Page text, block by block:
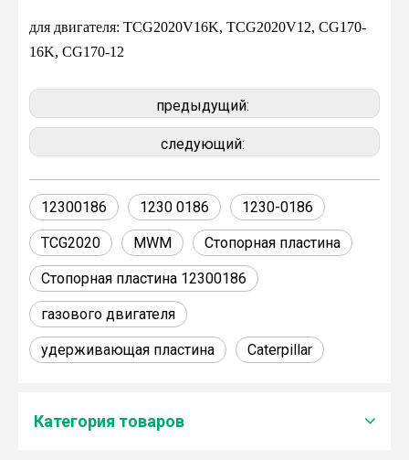
для двигателя: TCG2020V16K, TCG2020V12, CG170-
16K, CG170-12
предыдущий:
следующий:
12300186 1230 0186 1230-0186
TCG2020 MWM Стопорная пластина
Стопорная пластина 12300186
газового двигателя
удерживающая пластина Caterpillar
Категория товаров